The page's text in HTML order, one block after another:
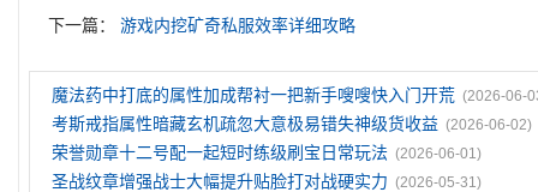
下一篇：游戏内挖矿奇私服效率详细攻略
魔法药中打底的属性加成帮衬一把新手嗖嗖快入门开荒 (2026-06-
考斯戒指属性暗藏玄机疏忽大意极易错失神级货收益 (2026-06-02)
荣誉勋章十二号配一起短时练级刷宝日常玩法 (2026-06-01)
圣战纹章‌增强战士大幅提升贴脸打对战硬实力 (2026-05-31)